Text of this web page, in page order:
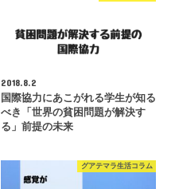
2018.8.2
国際協力にあこがれる学生が知る
べき「世界の貧困問題が解決す
る」前提の未来
グアテマラ生活コラム